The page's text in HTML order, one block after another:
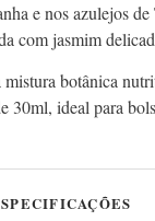
e nos azulejos
com jasmim
botânica
ideal para